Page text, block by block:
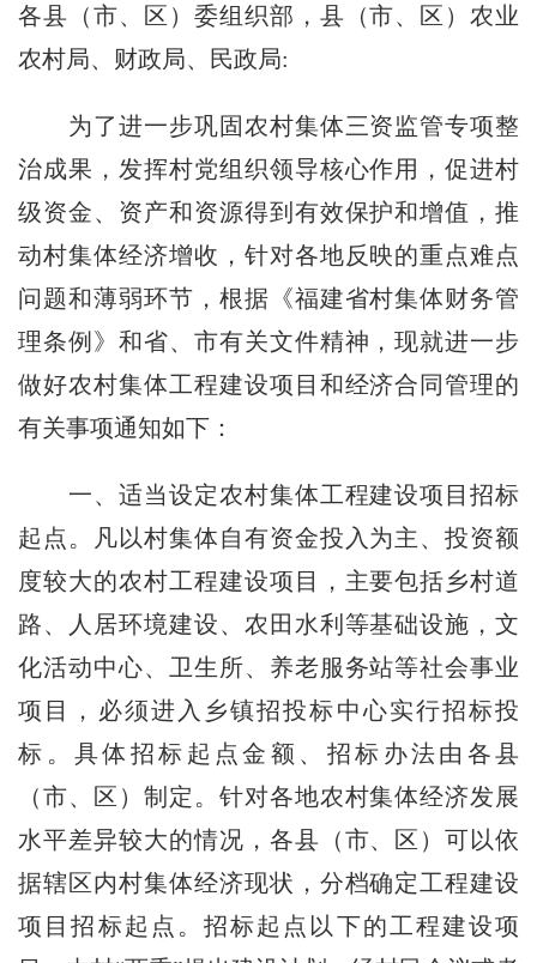
各县（市、区）委组织部，县（市、区）农业
农村局、财政局、民政局:
为了进一步巩固农村集体三资监管专项整
治成果，发挥村党组织领导核心作用，促进村
级资金、资产和资源得到有效保护和增值，推
动村集体经济增收，针对各地反映的重点难点
问题和薄弱环节，根据《福建省村集体财务管
理条例》和省、市有关文件精神，现就进一步
做好农村集体工程建设项目和经济合同管理的
有关事项通知如下：
一、适当设定农村集体工程建设项目招标
起点。
凡以村集体自有资金投入为主、投资额
度较大的农村工程建设项目，主要包括乡村道
路、人居环境建设、农田水利等基础设施，文
化活动中心、卫生所、养老服务站等社会事业
项目，必须进入乡镇招投标中心实行招标投
标。具体招标起点金额、招标办法由各县
（市、区）制定。针对各地农村集体经济发展
水平差异较大的情况，各县（市、区）可以依
据辖区内村集体经济现状，分档确定工程建设
项目招标起点。招标起点以下的工程建设项